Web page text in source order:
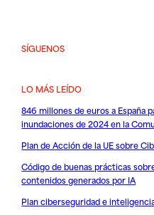
SÍGUENOS
LO MÁS LEÍDO
846 millones de euros a España
inundaciones de 2024 en la
Plan de Acción de la UE sobre
Código de buenas prácticas
contenidos generados por IA
Plan ciberseguridad e